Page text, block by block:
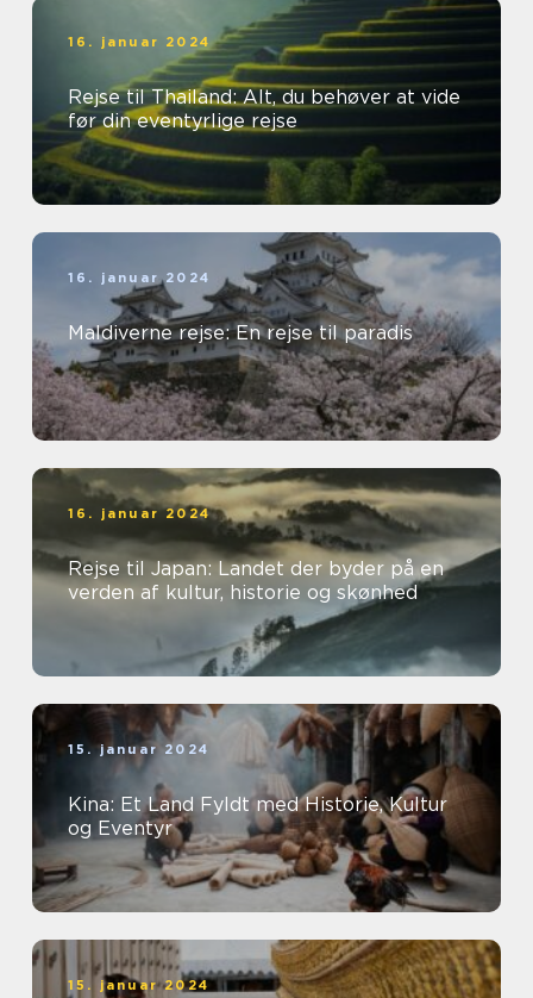
16. januar 2024
Rejse til Thailand: Alt, du behøver at vide
før din eventyrlige rejse
16. januar 2024
Maldiverne rejse: En rejse til paradis
16. januar 2024
Rejse til Japan: Landet der byder på en
verden af kultur, historie og skønhed
15. januar 2024
Kina: Et Land Fyldt med Historie, Kultur
og Eventyr
15. januar 2024